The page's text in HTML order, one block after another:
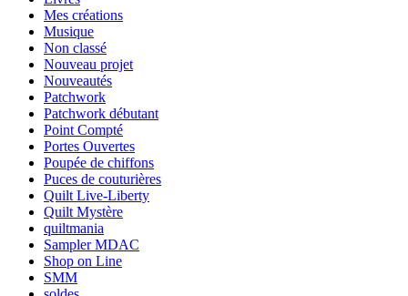
Mes créations
Musique
Non classé
Nouveau projet
Nouveautés
Patchwork
Patchwork débutant
Point Compté
Portes Ouvertes
Poupée de chiffons
Puces de couturières
Quilt Live-Liberty
Quilt Mystère
quiltmania
Sampler MDAC
Shop on Line
SMM